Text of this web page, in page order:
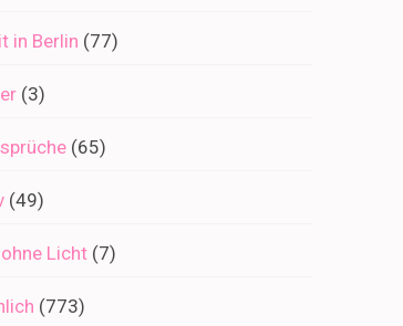
in Berlin (77)
(3)
(65)
(49)
Licht (7)
(773)